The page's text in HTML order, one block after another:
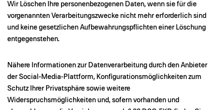
Wir Löschen Ihre personenbezogenen Daten, wenn sie für die
vorgenannten Verarbeitungszwecke nicht mehr erforderlich sind
und keine gesetzlichen Aufbewahrungspflichten einer Löschung
entgegenstehen.
Nähere Informationen zur Datenverarbeitung durch den Anbieter
der Social-Media-Plattform, Konfigurationsmöglichkeiten zum
Schutz Ihrer Privatsphäre sowie weitere
Widerspruchsmöglichkeiten und, sofern vorhanden und